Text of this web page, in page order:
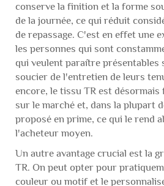
conserve la finition et la forme
de la journée, ce qui réduit
de repassage. C'est en effet une
les personnes qui sont
qui veulent paraître présentables
soucier de l'entretien de leurs
encore, le tissu TR est
sur le marché et, dans la plupart
proposé en prime, ce qui le rend
l'acheteur moyen.
Un autre avantage crucial est la
TR. On peut opter pour
couleur ou motif et le